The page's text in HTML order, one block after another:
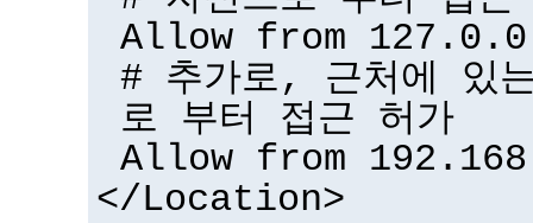
Allow from
# 추가로, 근처에 있
로 부터 접근 허가
Allow from
</Location>